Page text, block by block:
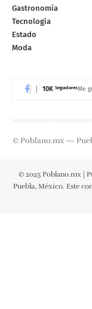
Gastronomía
Tecnología
Estado
Moda
10K SeguidoresMe
© Poblano.mx —
© 2025 Poblano.mx |
Puebla, México. Este